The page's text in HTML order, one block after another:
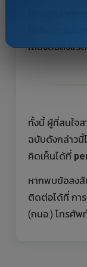
เสี่ยงต่อสิ่งแว
ทั้งนี้ ผู้ที่สนใจส
ฉบับดังกล่าวนี้
คิดเห็นได้ที่
หากพบข้อสงสั
ติดต่อได้ที่ กา
(กนอ.) โทรศัพ